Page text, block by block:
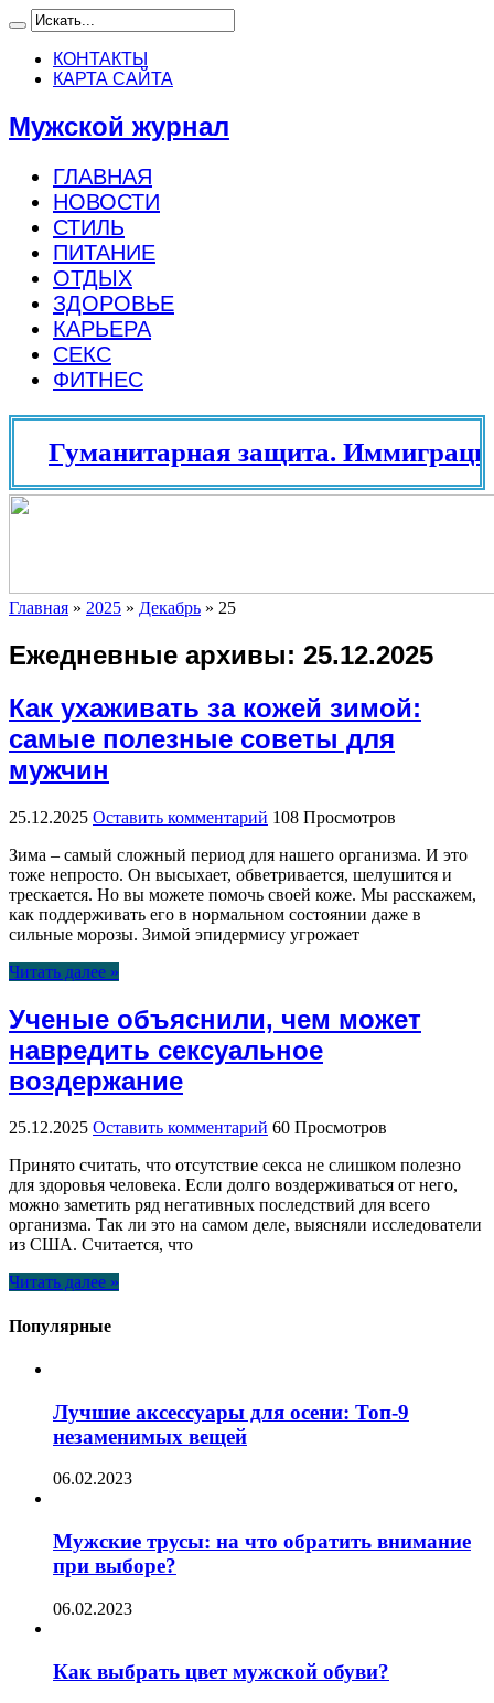
КОНТАКТЫ
КАРТА САЙТА
Мужской журнал
ГЛАВНАЯ
НОВОСТИ
СТИЛЬ
ПИТАНИЕ
ОТДЫХ
ЗДОРОВЬЕ
КАРЬЕРА
СЕКС
ФИТНЕС
Гуманитарная защита.
Главная » 2025 » Декабрь » 25
Ежедневные архивы: 25.12.2025
Как ухаживать за кожей зимой:
самые полезные советы для
мужчин
25.12.2025 Оставить комментарий 108 Просмотров
Зима – самый сложный период для нашего организма. И это
тоже непросто. Он высыхает, обветривается, шелушится и
трескается. Но вы можете помочь своей коже. Мы расскажем,
как поддерживать его в нормальном состоянии даже в
сильные морозы. Зимой эпидермису угрожает
Читать далее »
Ученые объяснили, чем может
навредить сексуальное
воздержание
25.12.2025 Оставить комментарий 60 Просмотров
Принято считать, что отсутствие секса не слишком полезно
для здоровья человека. Если долго воздерживаться от него,
можно заметить ряд негативных последствий для всего
организма. Так ли это на самом деле, выясняли исследователи
из США. Считается, что
Читать далее »
Популярные
Лучшие аксессуары для осени: Топ-9
незаменимых вещей
06.02.2023
Мужские трусы: на что обратить внимание
при выборе?
06.02.2023
Как выбрать цвет мужской обуви?